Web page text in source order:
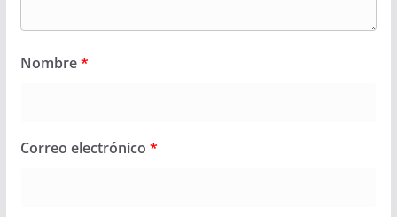
Nombre*
Correo electrónico *